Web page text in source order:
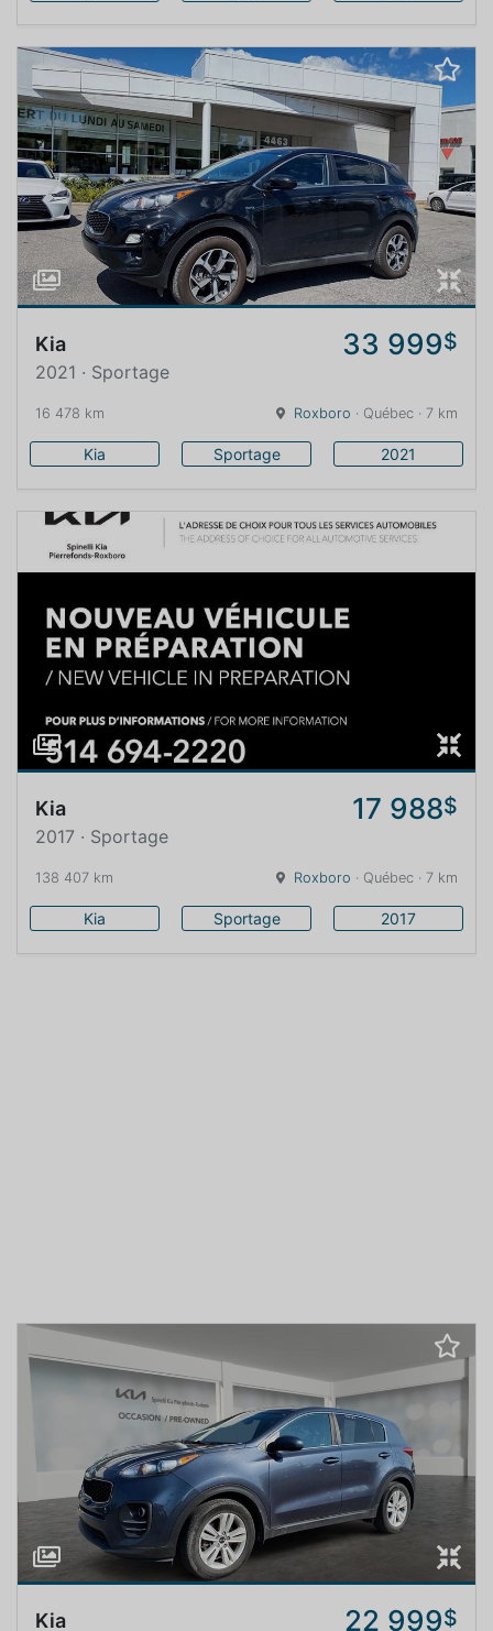
Kia 33 999$
2021 · Sportage
16 478 km Roxboro · Québec · 7 km
Kia Sportage 2021
Kia 17 988$
2017 · Sportage
138 407 km Roxboro · Québec · 7 km
Kia Sportage 2017
Kia 22 999$